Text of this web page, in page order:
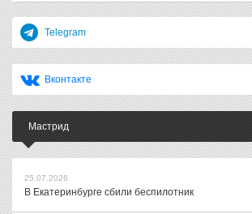
Telegram
Вконтакте
Мастрид
25.07.2026
В Екатеринбурге сбили беспилотник